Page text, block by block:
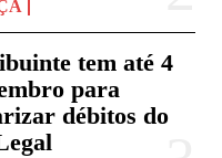
tem até 4
para
débitos do